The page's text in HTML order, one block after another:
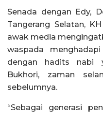
Senada dengan Edy,
Tangerang Selatan,
awak media
waspada
dengan hadits nabi
Bukhori, zaman
sebelumnya.
“Sebagai generasi